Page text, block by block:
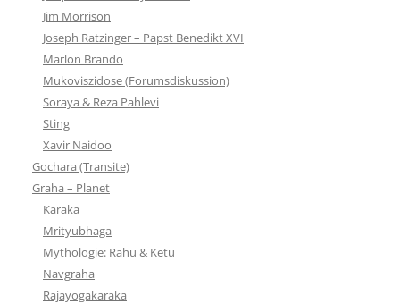
Jim Morrison
Joseph Ratzinger – Papst Benedikt XVI
Marlon Brando
Mukoviszidose (Forumsdiskussion)
Soraya & Reza Pahlevi
Sting
Xavir Naidoo
Gochara (Transite)
Graha – Planet
Karaka
Mrityubhaga
Mythologie: Rahu & Ketu
Navgraha
Rajayogakaraka